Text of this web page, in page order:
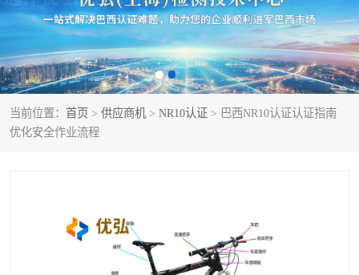
当前位置： 首页 > 供应商机 > NR10认证 > 巴西NR10认证认证指南
优化安全作业流程
NR12认证 NR13认证
ART认证 巴西NR认证
巴西认证 RETIE认证